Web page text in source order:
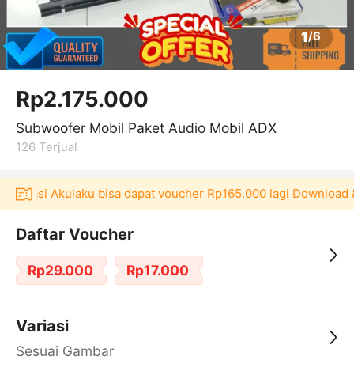
1/6
Rp2.175.000
Subwoofer Mobil Paket Audio Mobil ADX
126 Terjual
Akulaku bisa dapat voucher Rp165.000 lagi Download &
Daftar Voucher
Rp29.000 Rp17.000
Variasi
Sesuai Gambar